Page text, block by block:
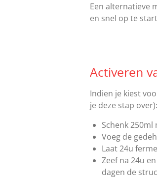
Een alternatieve
en snel op te
Activeren
Indien je kiest
je deze stap over):
Schenk 250ml
Voeg de
Laat 24u
Zeef na 24u
dagen de